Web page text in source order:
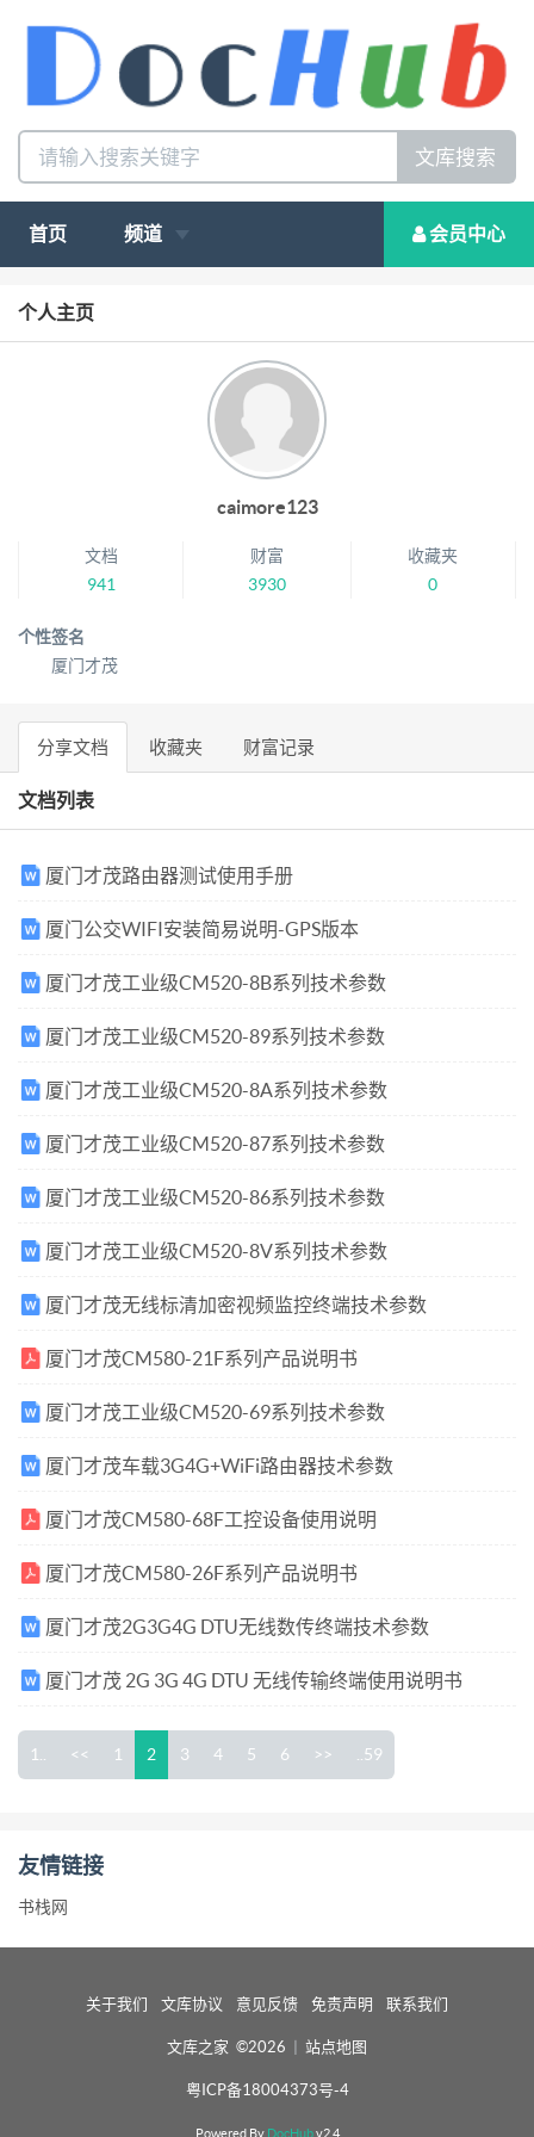
文库搜索
首页 频道 会员中心
个人主页
caimore123
文档
941
财富
3930
收藏夹
0
个性签名
厦门才茂
分享文档 收藏夹 财富记录
文档列表
厦门才茂路由器测试使用手册
厦门公交WIFI安装简易说明-GPS版本
厦门才茂工业级CM520-8B系列技术参数
厦门才茂工业级CM520-89系列技术参数
厦门才茂工业级CM520-8A系列技术参数
厦门才茂工业级CM520-87系列技术参数
厦门才茂工业级CM520-86系列技术参数
厦门才茂工业级CM520-8V系列技术参数
厦门才茂无线标清加密视频监控终端技术参数
厦门才茂CM580-21F系列产品说明书
厦门才茂工业级CM520-69系列技术参数
厦门才茂车载3G4G+WiFi路由器技术参数
厦门才茂CM580-68F工控设备使用说明
厦门才茂CM580-26F系列产品说明书
厦门才茂2G3G4G DTU无线数传终端技术参数
厦门才茂 2G 3G 4G DTU 无线传输终端使用说明书
1.. << 1 2 3 4 5 6 >> ..59
友情链接
书栈网
关于我们 文库协议 意见反馈 免责声明 联系我们
文库之家 ©2026 | 站点地图
粤ICP备18004373号-4
Powered By DocHubv2.4